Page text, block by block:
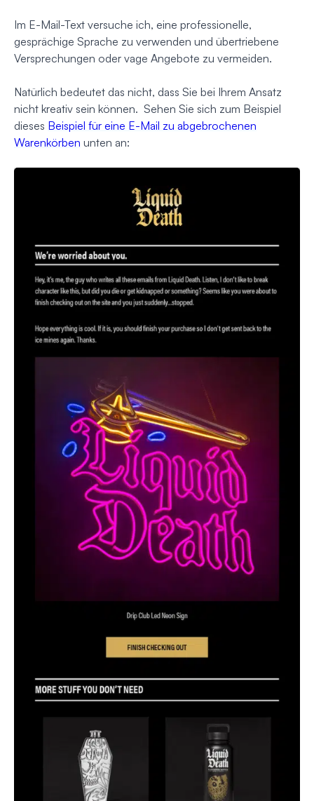
Im E-Mail-Text versuche ich, eine professionelle,
gesprächige Sprache zu verwenden und übertriebene
Versprechungen oder vage Angebote zu vermeiden.
Natürlich bedeutet das nicht, dass Sie bei Ihrem Ansatz
nicht kreativ sein können. Sehen Sie sich zum Beispiel
dieses Beispiel für eine E-Mail zu abgebrochenen
Warenkörben unten an: